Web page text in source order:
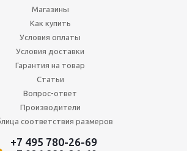
Магазины
Как купить
Условия оплаты
Условия доставки
Гарантия на товар
Статьи
Вопрос-ответ
Производители
соответствия размеров
+7 495 780-26-69